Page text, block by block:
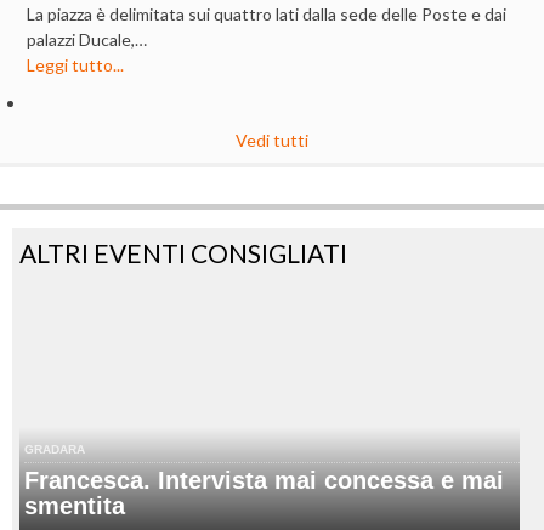
La piazza è delimitata sui quattro lati dalla sede delle Poste e dai
palazzi Ducale,…
Leggi tutto...
Vedi tutti
ALTRI EVENTI CONSIGLIATI
GRADARA
Francesca. Intervista mai concessa e mai
smentita